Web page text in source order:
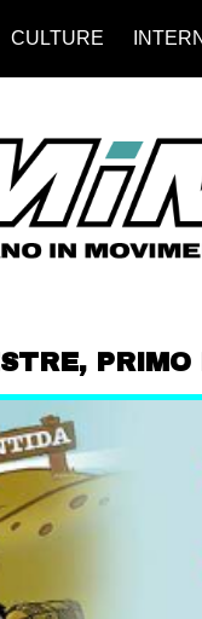
CULTURE
,